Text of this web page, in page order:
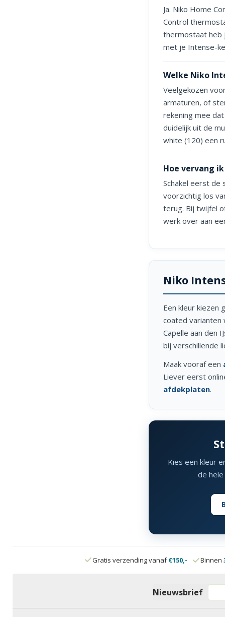
Ja. Niko Home
Control
thermostaat heb
met je Intense-
Welke Niko
Veelgekozen
armaturen, of
rekening mee
duidelijk uit de
white (120) een
Hoe vervang
Schakel eerst
voorzichtig los
terug. Bij twijfel
werk over aan
Niko
Een kleur kiezen
coated varianten
Capelle aan den
bij verschillende
Maak vooraf een
Liever eerst
afdekplaten.
Kies een kleur
de
Gratis verzending vanaf€150,- Binnen
Nieuwsbrief